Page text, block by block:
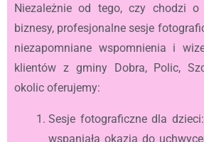
Niezależnie od tego, czy chodzi
biznesy, profesjonalne sesje
niezapomniane wspomnienia i
klientów z gminy Dobra, Polic,
okolic oferujemy:
Sesje fotograficzne dla
wspaniała okazja do